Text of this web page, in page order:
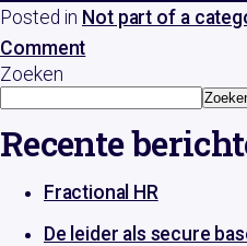
Stuur een mailtje
Posted in Not part of a
Comment
Zoeken
Recente
Fractional HR
De leider als secure